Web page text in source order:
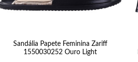
Sandália Papete Feminina Zariff
1550030252 Ouro Light